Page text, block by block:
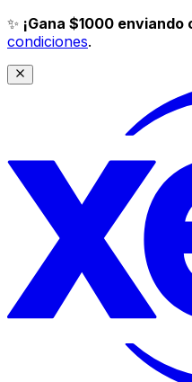
✨ ¡Gana $1000 enviando
condiciones.